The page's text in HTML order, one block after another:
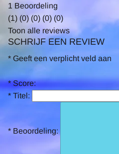
5.0
star
rating
1 Beoordeling
(1) (0) (0) (0) (0)
Toon alle reviews
SCHRIJF EEN REVIEW
* Geeft een verplicht veld aan
*Score:
* Titel:
* Beoordeling: